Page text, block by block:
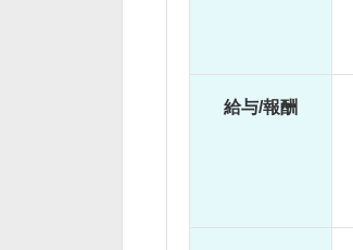
給与/報酬